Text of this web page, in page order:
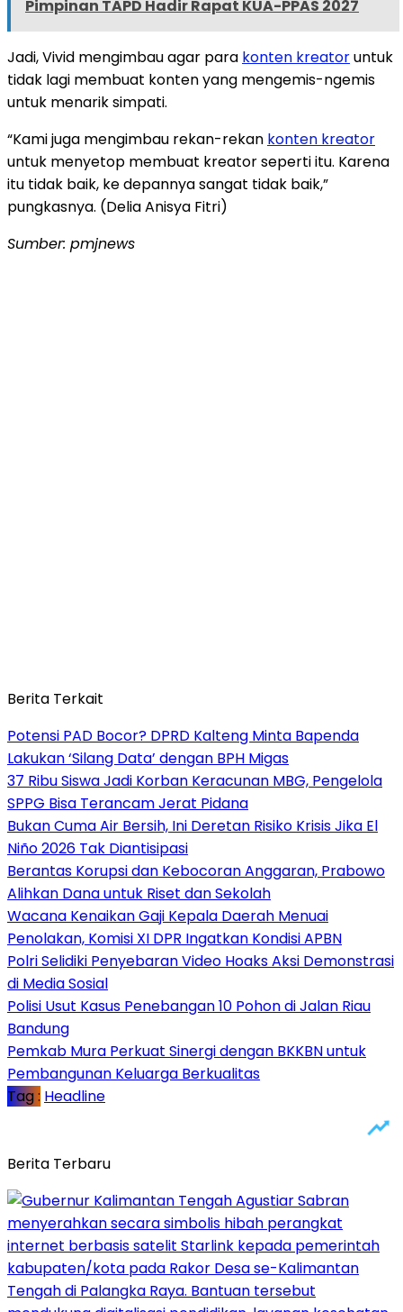
Pimpinan TAPD Hadir Rapat KUA-PPAS 2027
Jadi, Vivid mengimbau agar para konten kreatoruntuk
tidak lagi membuat konten yang mengemis-ngemis
untuk menarik simpati.
“Kami juga mengimbau rekan-rekan konten kreator
untuk menyetop membuat kreator seperti itu. Karena
itu tidak baik, ke depannya sangat tidak baik,”
pungkasnya. (Delia Anisya Fitri)
Sumber: pmjnews
Berita Terkait
Potensi PAD Bocor? DPRD Kalteng Minta Bapenda
Lakukan ‘Silang Data’ dengan BPH Migas
37 Ribu Siswa Jadi Korban Keracunan MBG, Pengelola
SPPG Bisa Terancam Jerat Pidana
Bukan Cuma Air Bersih, Ini Deretan Risiko Krisis Jika El
Niño 2026 Tak Diantisipasi
Berantas Korupsi dan Kebocoran Anggaran, Prabowo
Alihkan Dana untuk Riset dan Sekolah
Wacana Kenaikan Gaji Kepala Daerah Menuai
Penolakan, Komisi XI DPR Ingatkan Kondisi APBN
Polri Selidiki Penyebaran Video Hoaks Aksi Demonstrasi
di Media Sosial
Polisi Usut Kasus Penebangan 10 Pohon di Jalan Riau
Bandung
Pemkab Mura Perkuat Sinergi dengan BKKBN untuk
Pembangunan Keluarga Berkualitas
Tag : Headline
Berita Terbaru